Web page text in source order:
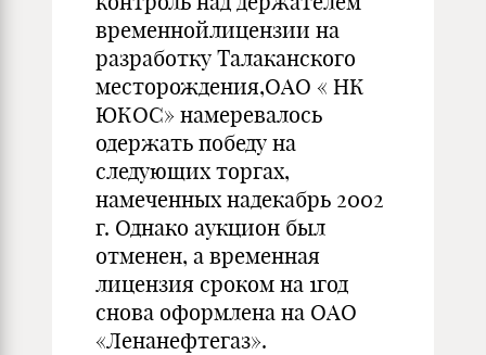
временнойлицензии на
разработку Талаканского
месторождения,ОАО « НК
ЮКОС» намеревалось
одержать победу на
следующих торгах,
намеченных надекабрь 2002
г. Однако аукцион был
отменен, а временная
лицензия сроком на 1год
снова оформлена на ОАО
«Ленанефтегаз».